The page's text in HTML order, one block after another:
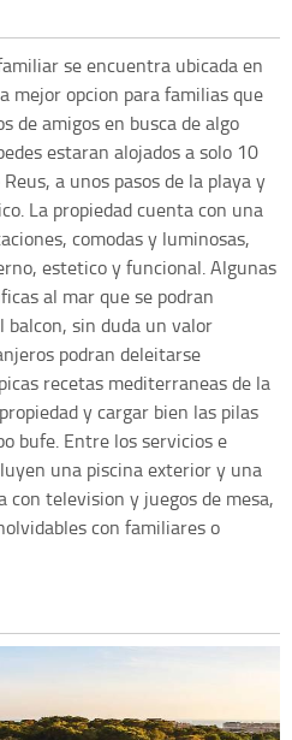
se encuentra ubicada en
mejor opcion para familias que
de amigos en busca de algo
estaran alojados a solo 10
a unos pasos de la playa y
La propiedad cuenta con una
comodas y luminosas,
estetico y funcional. Algunas
al mar que se podran
sin duda un valor
podran deleitarse
recetas mediterraneas de la
y cargar bien las pilas
bufe. Entre los servicios e
una piscina exterior y una
con television y juegos de mesa,
con familiares o